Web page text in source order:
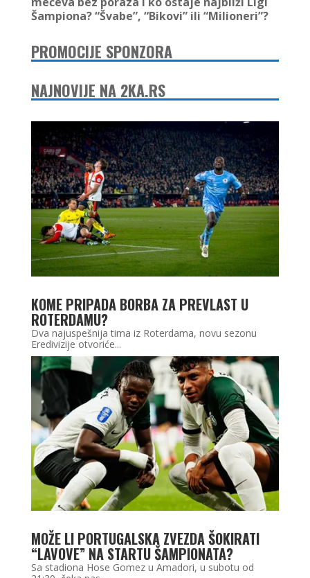
Šampiona? “Švabe”, “Bikovi” ili “Milioneri”?
PROMOCIJE SPONZORA
NAJNOVIJE NA 2KA.RS
KOME PRIPADA BORBA ZA PREVLAST U
ROTERDAMU?
Dva najuspešnija tima iz Roterdama, novu sezonu
Eredivizije otvoriće...
MOŽE LI PORTUGALSKA ZVEZDA ŠOKIRATI
“LAVOVE” NA STARTU ŠAMPIONATA?
Sa stadiona Hose Gomez u Amadori, u subotu od